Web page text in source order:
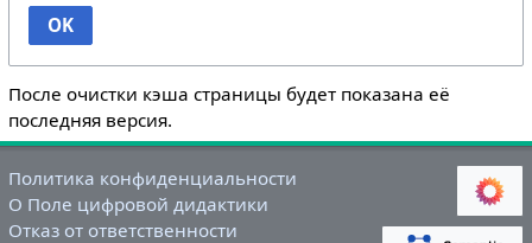
OK
После очистки кэша страницы будет показана её
последняя версия.
Политика конфиденциальности
О Поле цифровой дидактики
Отказ от ответственности